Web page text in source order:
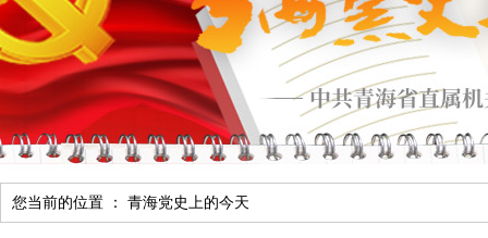
您当前的位置 ： 青海党史上的今天